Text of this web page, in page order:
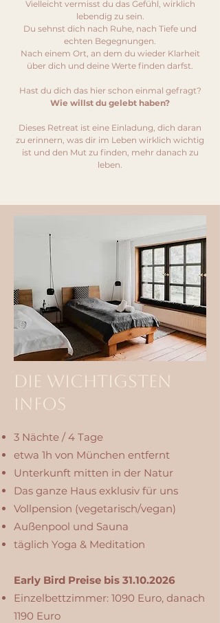
Vielleicht vermisst du das Gefühl, wirklich
lebendig zu sein.
Du sehnst dich nach Ruhe, nach Tiefe und
echten Begegnungen.
Nach einem Ort, an dem du wieder Klarheit
über dich und deine Werte finden darfst.
Hast du dich das hier schon einmal gefragt?
Wie willst du gelebt haben?
Dieses Retreat ist eine Einladung, dich daran
zu erinnern, was dir im Leben wirklich wichtig
ist und den Mut zu finden, mehr danach zu
leben.
Die wichtigsten
Infos
3 Nächte / 4 Tage
etwa 1h von München entfernt
Unterkunft mitten in der Natur
Das ganze Haus exklusiv für uns
Vollpension (vegetarisch/vegan)
Außenpool und Sauna
täglich Yoga & Meditation
Early Bird Preise bis 31.10.2026
Einzelbettzimmer: 1090 Euro, danach
1190 Euro